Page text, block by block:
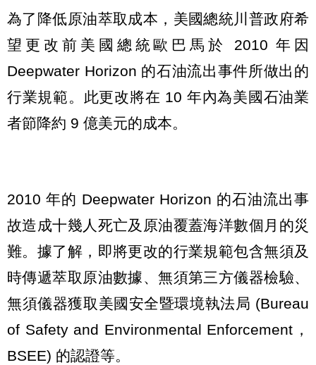
為了降低原油萃取成本，美國總統川普政府希
望更改前美國總統歐巴馬於 2010 年因
Deepwater Horizon 的石油流出事件所做出的
行業規範。此更改將在 10 年內為美國石油業
者節降約 9 億美元的成本。
2010 年的 Deepwater Horizon 的石油流出事
故造成十幾人死亡及原油覆蓋海洋數個月的災
難。據了解，即將更改的行業規範包含無須及
時傳遞萃取原油數據、無須第三方儀器檢驗、
無須儀器獲取美國安全暨環境執法局 (Bureau
of Safety and Environmental Enforcement，
BSEE) 的認證等。